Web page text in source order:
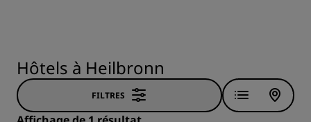
Hôtels à Heilbronn
FILTRES